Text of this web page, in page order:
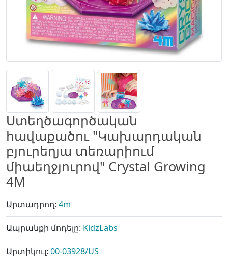
Ստեղծագործական
հավաքածու "Կախարդական
բյուրեղյա տեռարիում
միաեղջյուրով" Crystal Growing
4M
Արտադրող: 4m
Ապրանքի մոդելը: KidzLabs
Արտիկուլ: 00-03928/US